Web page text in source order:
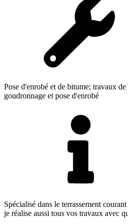
Pose d'enrobé et de bitume; travaux
goudronnage et pose d'enrobé
Spécialisé dans le terrassement
je réalise aussi tous vos travaux avec